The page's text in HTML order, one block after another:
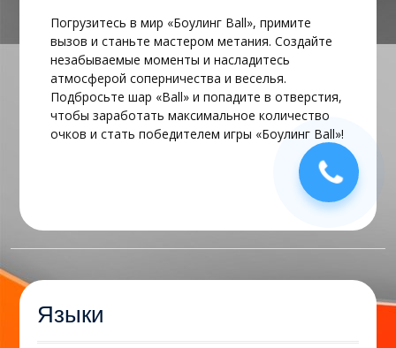
Погрузитесь в мир «Боулинг Ball», примите
вызов и станьте мастером метания. Создайте
незабываемые моменты и насладитесь
атмосферой соперничества и веселья.
Подбросьте шар «Ball» и попадите в отверстия,
чтобы заработать максимальное количество
очков и стать победителем игры «Боулинг Ball»!
Языки